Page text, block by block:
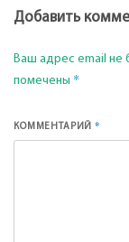
Добавить
Ваш адрес email не
помечены *
КОММЕНТАРИЙ*